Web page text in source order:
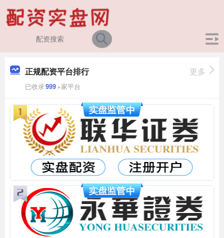
正规配资平台排行
已收录999+家平台
更多